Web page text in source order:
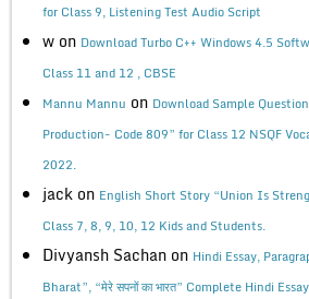
for Class 9, Listening Test Audio Script
w on Download Turbo C++ Windows 4.5
Class 11 and 12 , CBSE
Mannu Mannu on Download Sample
Production- Code 809” for Class 12 NSQF
2022.
jack on English Short Story “Union Is
Class 7, 8, 9, 10, 12 Kids and Students.
Divyansh Sachan on Hindi Essay,
Bharat”, “मेरे सपनों का भारत” Complete Hindi